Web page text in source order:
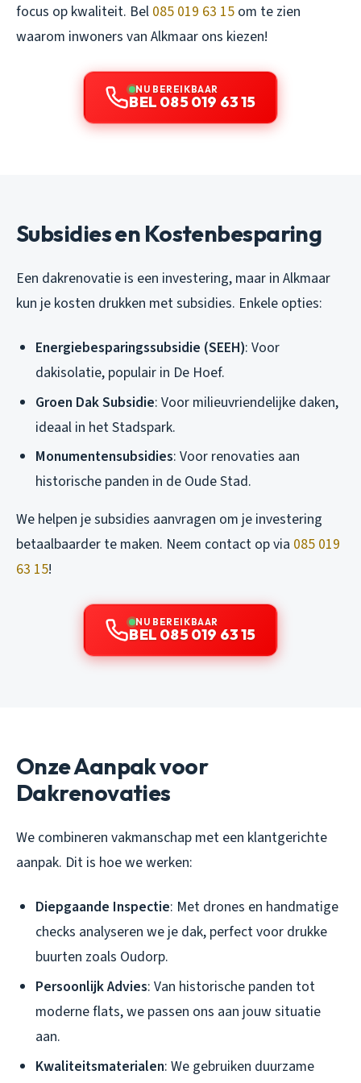
focus op kwaliteit. Bel 085 019 63 15 om te zien
waarom inwoners van Alkmaar ons kiezen!
NU BEREIKBAAR
BEL 085 019 63 15
Subsidies en Kostenbesparing
Een dakrenovatie is een investering, maar in Alkmaar
kun je kosten drukken met subsidies. Enkele opties:
Energiebesparingssubsidie (SEEH): Voor
dakisolatie, populair in De Hoef.
Groen Dak Subsidie: Voor milieuvriendelijke daken,
ideaal in het Stadspark.
Monumentensubsidies: Voor renovaties aan
historische panden in de Oude Stad.
We helpen je subsidies aanvragen om je investering
betaalbaarder te maken. Neem contact op via 085 019
63 15!
NU BEREIKBAAR
BEL 085 019 63 15
Onze Aanpak voor
Dakrenovaties
We combineren vakmanschap met een klantgerichte
aanpak. Dit is hoe we werken:
Diepgaande Inspectie: Met drones en handmatige
checks analyseren we je dak, perfect voor drukke
buurten zoals Oudorp.
Persoonlijk Advies: Van historische panden tot
moderne flats, we passen ons aan jouw situatie
aan.
Kwaliteitsmaterialen: We gebruiken duurzame